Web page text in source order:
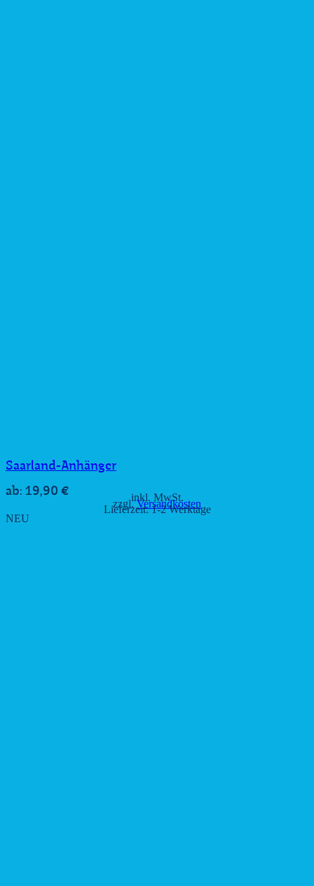
Saarland-Anhänger
ab: 19,90 € inkl. MwSt.
zzgl.Versandkosten
Lieferzeit:1-2 Werktage
NEU